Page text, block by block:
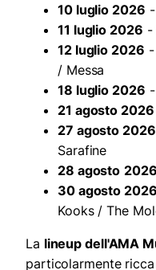
10 luglio 2026
11 luglio 2026 -
12 luglio 2026
/ Messa
18 luglio 2026
21 agosto 2026
27 agosto 2026
Sarafine
28 agosto 2026
30 agosto 2026
Kooks / The
La lineup dell'AMA
particolarmente